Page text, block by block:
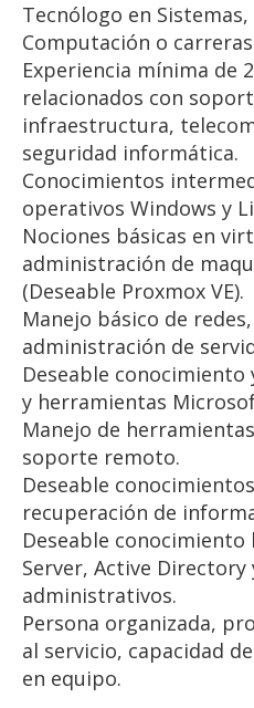
Tecnólogo en
Computación o
Experiencia mínima de
relacionados con
infraestructura,
seguridad informática.
Conocimientos
operativos Windows y
Nociones básicas en
administración de
(Deseable Proxmox VE).
Manejo básico de
administración de
Deseable
y herramientas
Manejo de
soporte remoto.
Deseable
recuperación de
Deseable conocimiento
Server, Active Directory
administrativos.
Persona organizada,
al servicio, capacidad
en equipo.